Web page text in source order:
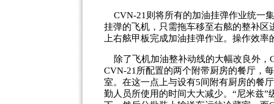
CVN-21则将所有的加油挂弹作业统一
挂弹的飞机，只需拖车移至右舷的整补
上右舷甲板完成加油挂弹作业。操作效率
除了飞机加油整补动线的大幅改良外，
CVN-21所配置的两个附带厨房的餐厅，
室。在这一点上与设有5间附有厨房的餐
勤人员所使用的时间大大减少。“尼米兹